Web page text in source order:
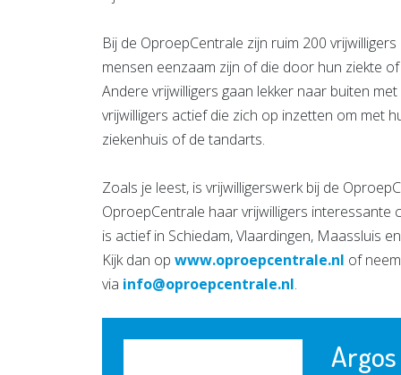
Bij de OproepCentrale zijn ruim 200
mensen eenzaam zijn of die door hun ziekte
Andere vrijwilligers gaan lekker naar buiten
vrijwilligers actief die zich op inzetten om met
ziekenhuis of de tandarts.
Zoals je leest, is vrijwilligerswerk bij de
OproepCentrale haar vrijwilligers interessante
is actief in Schiedam, Vlaardingen, Maassluis
Kijk dan op www.oproepcentrale.nl of
via info@oproepcentrale.nl.